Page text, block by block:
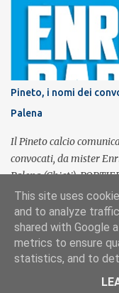
mediante l’utilizzo
del C.d.S., in
provvedimento, spiega
completamento
Teramo, integrando il
stato dato parere
proceduto all’esame
Pineto, i nomi dei
Palena
Il Pineto calcio
convocati, da mister
Palena (Chieti).
Adriano. DIFENSORI:
Ferrante Daniel, Frare
Santuccione Filippo,
Germinario Gianluca,
Nebuloso Giulio, Oliva
Antonio. ATTACCANTI:
Chi
This site uses
and to analyze
shared with Google
metrics to ensure
statistics, and to